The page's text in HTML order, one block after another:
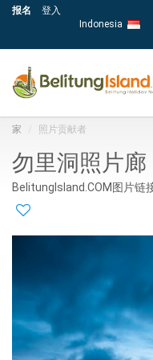
报名
登入
Indonesia
家 照片贡献者
勿里洞照片廊
BelitungIsland.COM图片链